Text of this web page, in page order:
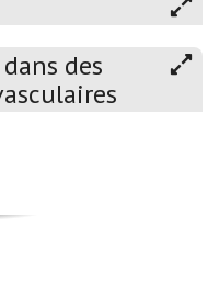
des